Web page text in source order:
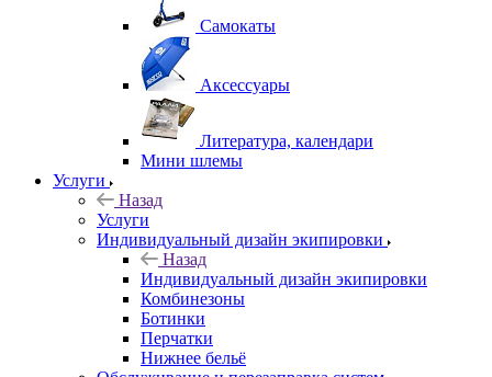
Самокаты
Аксессуары
Литература, календари
Мини шлемы
Услуги
Назад
Услуги
Индивидуальный дизайн экипировки
Назад
Индивидуальный дизайн экипировки
Комбинезоны
Ботинки
Перчатки
Нижнее бельё